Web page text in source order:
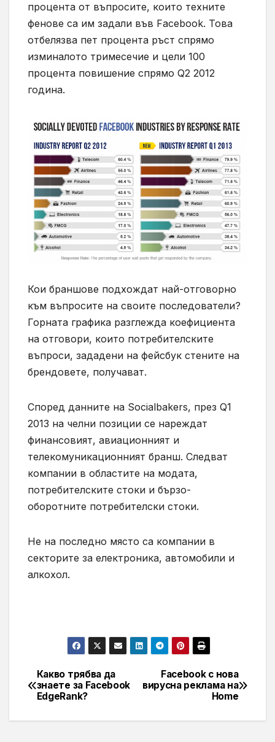
процента от въпросите, които техните
фенове са им задали във Facebook. Това
отбелязва пет процента ръст спрямо
изминалото тримесечие и цели 100
процента повишение спрямо Q2 2012
година.
Кои браншове подхождат най-отговорно
към въпросите на своите последователи?
Горната графика разглежда коефициента
на отговори, които потребителските
въпроси, зададени на фейсбук стените на
брендовете, получават.
Според данните на Socialbakers, през Q1
2013 на челни позиции се нареждат
финансовият, авиационният и
телекомуникационният бранш. Следват
компании в областите на модата,
потребителските стоки и бързо-
оборотните потребителски стоки.
Не на последно място са компании в
секторите за електроника, автомобили и
алкохол.
Навигация
Facebook с нова
вирусна реклама на
Home
Какво трябва да
знаете за Facebook
EdgeRank?